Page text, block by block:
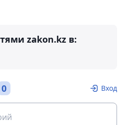
zakon.kz в:
0 Вход